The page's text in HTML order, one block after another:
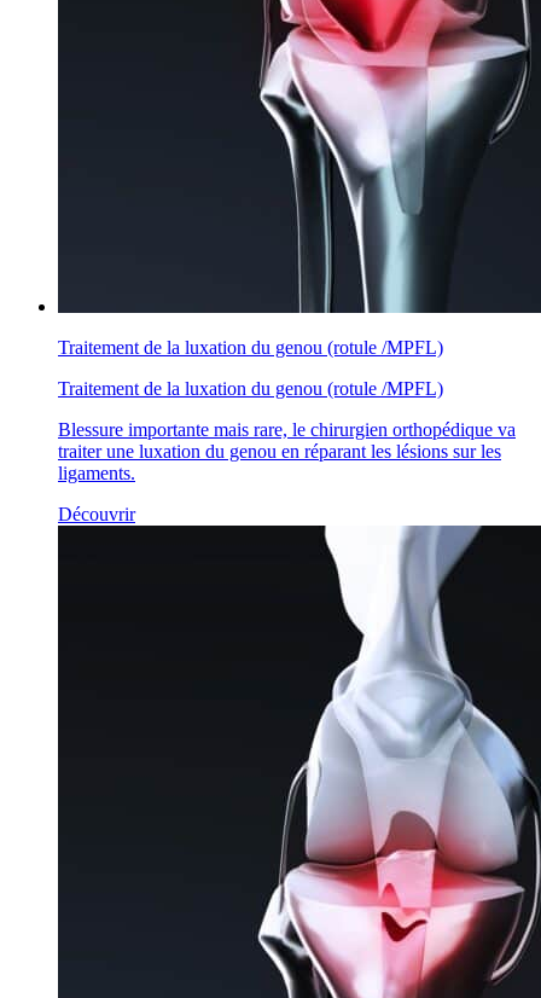
Traitement de la luxation du genou (rotule /MPFL)
Traitement de la luxation du genou (rotule /MPFL)
Blessure importante mais rare, le chirurgien orthopédique va
traiter une luxation du genou en réparant les lésions sur les
ligaments.
Découvrir